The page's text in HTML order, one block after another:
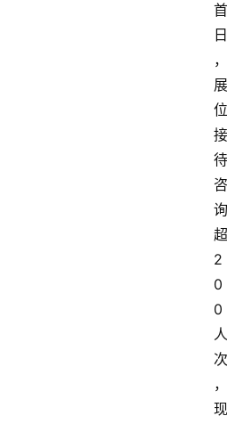
首
日
，
展
位
接
待
咨
询
超
2
0
0
人
次
，
现